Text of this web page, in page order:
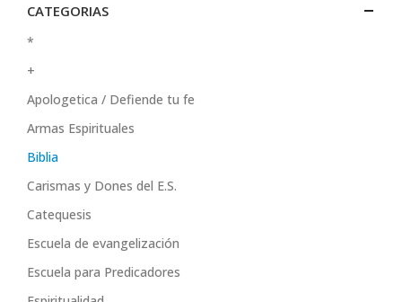
CATEGORIAS
*
+
Apologetica / Defiende tu fe
Armas Espirituales
Biblia
Carismas y Dones del E.S.
Catequesis
Escuela de evangelización
Escuela para Predicadores